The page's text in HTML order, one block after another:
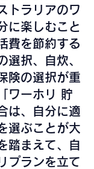
トラリアのワ
に楽しむこと
費を節約する
選択、自炊、
険の選択が重
ワーホリ 貯
は、自分に適
選ぶことが大
踏まえて、自
プランを立て